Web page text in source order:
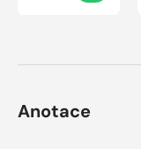
Anotace